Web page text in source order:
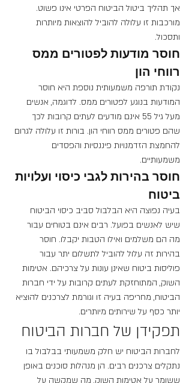
אך תהליך ביטול הביטוח הפרטי אינו פשוט.
מורכבות זו עלולה להוביל להוצאות מיותרות
ותסכול.
חוסר מודעות לפטורים ממס
רווחי הון
נקודת תורפה משמעותית נוספת היא חוסר
המודעות בנוגע לפטורים ממס. לדוגמה, אנשים
מעל גיל 55 אינם מודעים לעתים קרובות לכך
שהם פטורים ממס רווחי הון. בורות זו עלולה לגרום
להחמצת הזדמנויות פיננסיות והפסדים
משמעותיים.
חוסר בהירות לגבי כיסוי ועלויות
ביטוח
בעיה נפוצה היא הבלבול סביב כיסוי הביטוח
שיש לאנשים בפועל. רבים אינם בטוחים עבור
מה הם משלמים ואילו הטבות יקבלו. חוסר
בהירות זה עלול להוביל לתשלום יתר עבור
פוליסות ביטוח שאינן עונות על צרכיהם. אטימות
השוק, המתוחזקת לעתים קרובות על ידי חברות
הביטוח, מחריפה בעיה זו וגורמת לצרכנים להוציא
יותר כסף על שירותים מיותרים.
תפקידן של חברות הביטוח
לחברות הביטוח יש חלק משמעותי בבלבול בו
נתקלים צרכנים רבים. הן מנהלות סוכנים באופן
ששומר על אטימות השוק, מה שמקשה על